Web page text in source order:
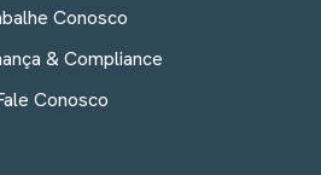
Conosco
& Compliance
Conosco